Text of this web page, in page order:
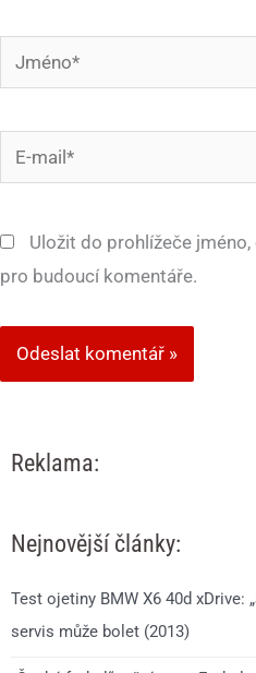
Jméno*
mail*
Uložit do prohlížeče
pro budoucí komentáře.
Reklama:
Nejnovější články:
Test ojetiny BMW X6 40d xDrive:
servis může bolet (2013)